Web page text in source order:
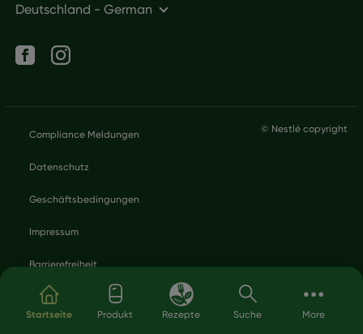
Direkt zum Inhalt
Startseite Produkt Rezepte Suche More
Deutschland - German
Compliance Meldungen
Datenschutz
Geschäftsbedingungen
Impressum
Barrierefreiheit
© Nestlé copyright